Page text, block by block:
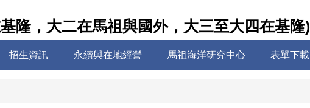
隆，大二在馬祖與國外，大三至大四在基隆)
招生資訊 永續與在地經營 馬祖海洋研究中心 表單下載